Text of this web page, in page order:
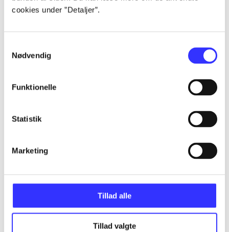
cookies under ”Detaljer”.
Nødvendig
Funktionelle
Statistik
Marketing
Tillad alle
Tillad valgte
...
...
...
...